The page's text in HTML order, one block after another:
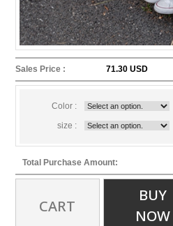
Sales Price : 71.30 USD
Color :
size :
Total Purchase Amount:
CART
BUY
NOW